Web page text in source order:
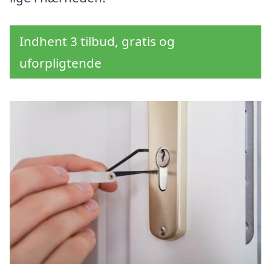
Indhent 3 tilbud, gratis og
uforpligtende